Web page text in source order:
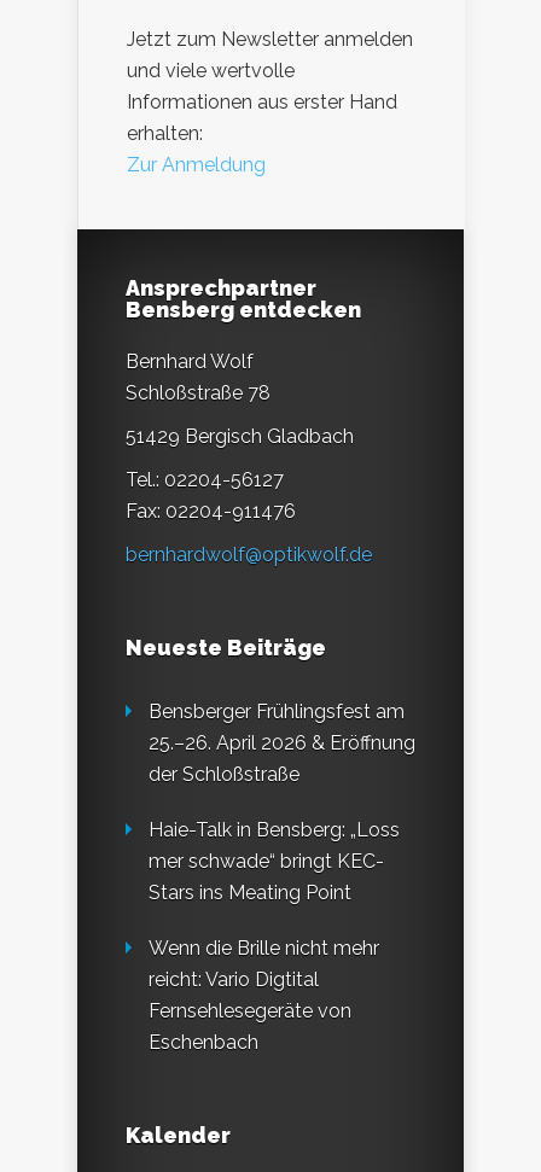
Jetzt zum Newsletter anmelden
und viele wertvolle
Informationen aus erster Hand
erhalten:
Zur Anmeldung
Ansprechpartner
Bensberg entdecken
Bernhard Wolf
Schloßstraße 78
51429 Bergisch Gladbach
Tel.: 02204-56127
Fax: 02204-911476
bernhardwolf@optikwolf.de
Neueste Beiträge
Bensberger Frühlingsfest am
25.–26. April 2026 & Eröffnung
der Schloßstraße
Haie-Talk in Bensberg: „Loss
mer schwade“ bringt KEC-
Stars ins Meating Point
Wenn die Brille nicht mehr
reicht: Vario Digtital
Fernsehlesegeräte von
Eschenbach
Kalender